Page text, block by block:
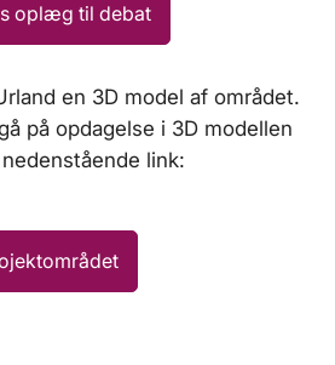
oplæg til debat
en 3D model af området.
på opdagelse i 3D modellen
link: